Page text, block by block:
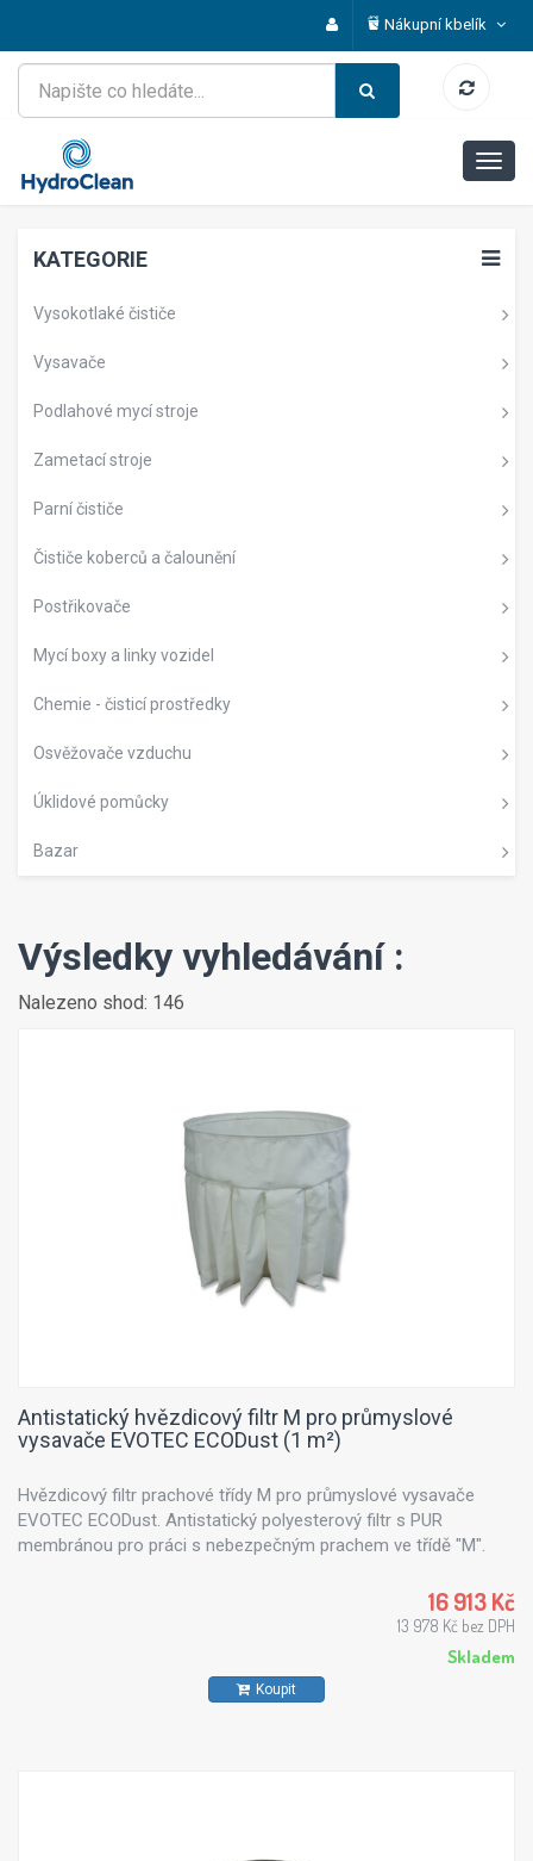
Nákupní kbelík
KATEGORIE
Vysokotlaké čističe
Vysavače
Podlahové mycí stroje
Zametací stroje
Parní čističe
Čističe koberců a čalounění
Postřikovače
Mycí boxy a linky vozidel
Chemie - čisticí prostředky
Osvěžovače vzduchu
Úklidové pomůcky
Bazar
Výsledky vyhledávání :
Nalezeno shod: 146
Antistatický hvězdicový filtr M pro průmyslové
vysavače EVOTEC ECODust (1 m²)
Hvězdicový filtr prachové třídy M pro průmyslové vysavače
EVOTEC ECODust. Antistatický polyesterový filtr s PUR
membránou pro práci s nebezpečným prachem ve třídě "M".
16 913 Kč
13 978 Kč bez DPH
Skladem
Koupit